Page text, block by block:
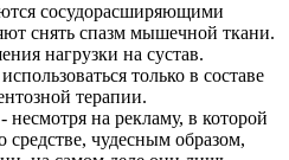
сосудорасширяющими
снять спазм мышечной ткани.
нагрузки на сустав.
только в составе
терапии.
на рекламу, в которой
средстве, чудесным образом,